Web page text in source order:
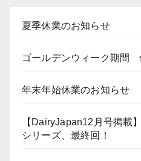
夏季休業のお知らせ
ゴールデンウィーク期間
年末年始休業のお知らせ
【DairyJapan12月号掲載
シリーズ、最終回！